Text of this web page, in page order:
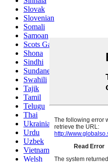
Slovak
Slovenian
Somali
Samoan
Scots Gaelic
Shona
Sindhi
Sundanese
Swahili
Tajik
Tamil
Telugu
Thai
Ukrainian
Urdu
Uzbek
Vietnamese
Welsh